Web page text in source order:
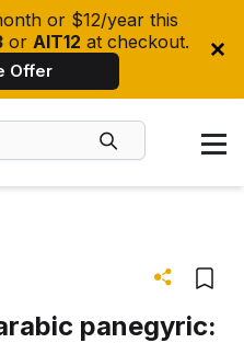
or $12/year this
or AIT12 at checkout.
Offer
panegyric: